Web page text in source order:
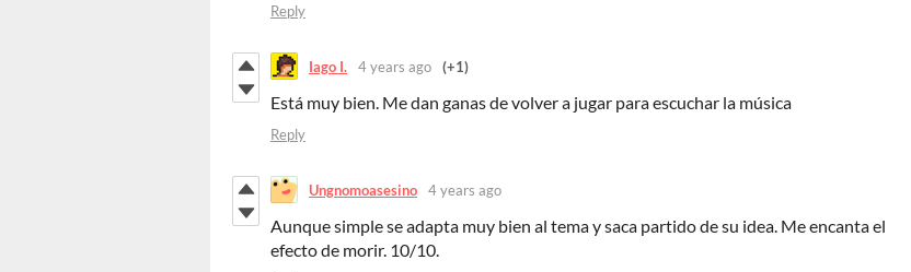
Reply
Iago I. 4 years ago (+1)
Está muy bien. Me dan ganas de volver a jugar para escuchar la música
Reply
Ungnomoasesino 4 years ago
Aunque simple se adapta muy bien al tema y saca partido de su idea. Me encanta el
efecto de morir. 10/10.